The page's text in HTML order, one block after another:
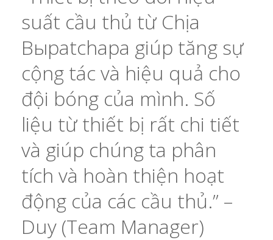
suất cầu thủ từ Chịa
Выpatchapa giúp tăng sự
cộng tác và hiệu quả cho
đội bóng của mình. Số
liệu từ thiết bị rất chi tiết
và giúp chúng ta phân
tích và hoàn thiện hoạt
động của các cầu thủ.” –
Duy (Team Manager)